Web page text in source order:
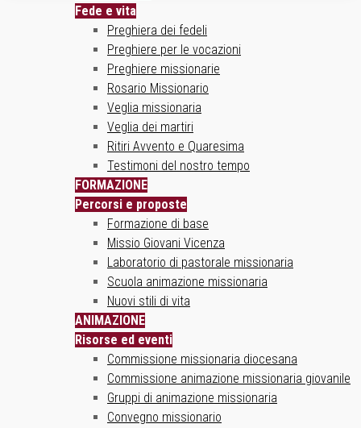
Fede e vita
Preghiera dei fedeli
Preghiere per le vocazioni
Preghiere missionarie
Rosario Missionario
Veglia missionaria
Veglia dei martiri
Ritiri Avvento e Quaresima
Testimoni del nostro tempo
FORMAZIONE
Percorsi e proposte
Formazione di base
Missio Giovani Vicenza
Laboratorio di pastorale missionaria
Scuola animazione missionaria
Nuovi stili di vita
ANIMAZIONE
Risorse ed eventi
Commissione missionaria diocesana
Commissione animazione missionaria giovanile
Gruppi di animazione missionaria
Convegno missionario